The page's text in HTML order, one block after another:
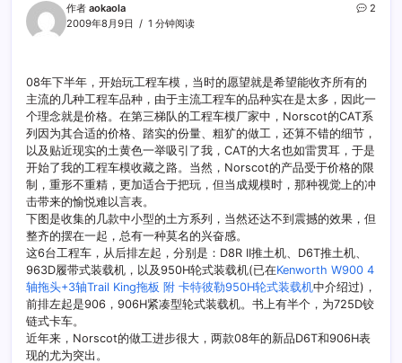
作者 aokaola
2009年8月9日
1 分钟阅读
2
08年下半年，开始玩工程车模，当时的愿望就是希望能收齐所有的
主流的几种工程车品种，由于主流工程车的品种实在是太多，因此一
个理念就是价格。在第三梯队的工程车模厂家中，Norscot的CAT系
列因为其合适的价格、踏实的份量、粗犷的做工，还算不错的细节，
以及贴近现实的土黄色一举吸引了我，CAT的大名也如雷贯耳，于是
开始了我的工程车模收藏之路。当然，Norscot的产品受于价格的限
制，重形不重精，更加适合于把玩，但当成规模时，那种视觉上的冲
击带来的愉悦难以言表。
下图是收集的几款中小型的土方系列，当然还达不到震撼的效果，但
整齐的摆在一起，总有一种莫名的兴奋感。
这6台工程车，从后排左起，分别是：D8R II推土机、D6T推土机、
963D履带式装载机，以及950H轮式装载机(已在Kenworth W900 4
轴拖头+3轴Trail King拖板 附 卡特彼勒950H轮式装载机中介绍过)，
前排左起是906，906H紧凑型轮式装载机。书上有半个，为725D铰
链式卡车。
近年来，Norscot的做工进步很大，两款08年的新品D6T和906H表
现的尤为突出。